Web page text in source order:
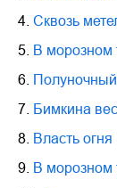
4. Сквозь
5. В морозном
6.
7. Бимкина
8. Власть огня
9. В морозном